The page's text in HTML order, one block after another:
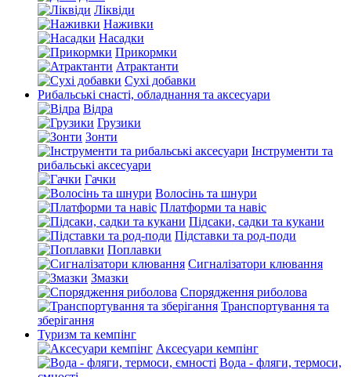
Ліквіди
Наживки
Насадки
Прикормки
Атрактанти
Сухі добавки
Рибальські снасті, обладнання та аксесуари
Відра
Грузики
Зонти
Інструменти та
рибальські аксесуари
Гачки
Волосінь та шнури
Платформи та навіс
Підсаки, садки та кукани
Підставки та род-поди
Поплавки
Сигналізатори клювання
Змазки
Спорядження риболова
Транспортування та
зберігання
Туризм та кемпінг
Аксесуари кемпінг
Вода - фляги, термоси,